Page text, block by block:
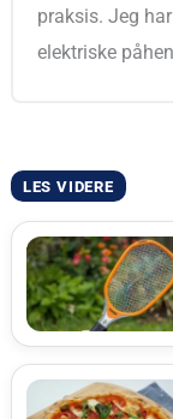
praksis. Jeg
elektriske
LES VIDERE